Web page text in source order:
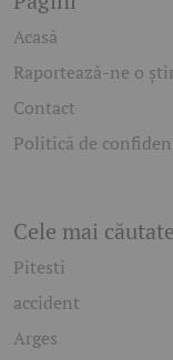
Acasă
Raportează-ne o
Contact
Politică de
Cele mai
Pitesti
accident
Arges